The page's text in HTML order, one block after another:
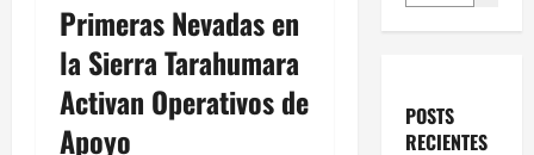
Primeras Nevadas en
la Sierra Tarahumara
Activan Operativos de
Apoyo
POSTS
RECIENTES